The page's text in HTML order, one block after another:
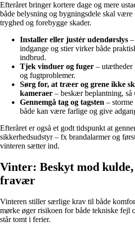
Efteråret bringer kortere dage og mere
både belysning og bygningsdele skal
tryghed og forebygge skader.
Installer eller justér udendørslys
indgange og stier virker både
indbrud.
Tjek vinduer og fuger – utætheder
og fugtproblemer.
Sørg for, at træer og grene ikke
kameraer – beskær beplantning, så
Gennemgå tag og tagsten – storme
både kan være farlige og give
Efteråret er også et godt tidspunkt at
sikkerhedsudstyr – fx brandalarmer og
vinteren sætter ind.
Vinter: Beskyt mod
fravær
Vinteren stiller særlige krav til både
mørke øger risikoen for både tekniske fejl
står tomt i ferier.